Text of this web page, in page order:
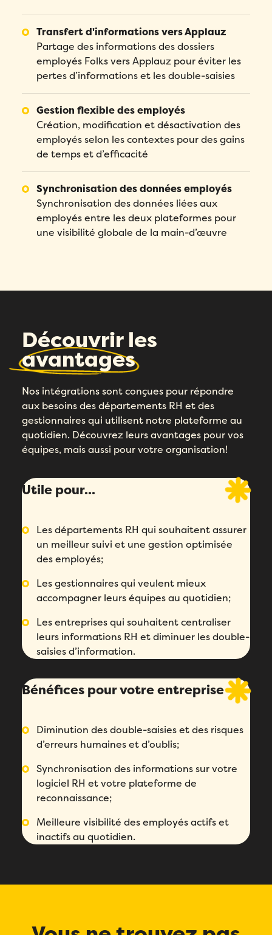
Transfert d'informations vers Applauz
Partage des informations des dossiers
employés Folks vers Applauz pour éviter les
pertes d’informations et les double-saisies
Gestion flexible des employés
Création, modification et désactivation des
employés selon les contextes pour des gains
de temps et d’efficacité
Synchronisation des données employés
Synchronisation des données liées aux
employés entre les deux plateformes pour
une visibilité globale de la main-d’œuvre
Découvrir les
avantages
Nos intégrations sont conçues pour répondre
aux besoins des départements RH et des
gestionnaires qui utilisent notre plateforme au
quotidien. Découvrez leurs avantages pour vos
équipes, mais aussi pour votre organisation!
Utile pour...
Les départements RH qui souhaitent assurer
un meilleur suivi et une gestion optimisée
des employés;
Les gestionnaires qui veulent mieux
accompagner leurs équipes au quotidien;
Les entreprises qui souhaitent centraliser
leurs informations RH et diminuer les double-
saisies d’information.
Bénéfices pour votre entreprise
Diminution des double-saisies et des risques
d’erreurs humaines et d’oublis;
Synchronisation des informations sur votre
logiciel RH et votre plateforme de
reconnaissance;
Meilleure visibilité des employés actifs et
inactifs au quotidien.
votre démo personnalisée!
Prénom *
Remplissez ce formulaire pour réserver